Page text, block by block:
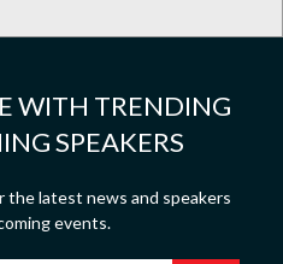
WITH TRENDING
SPEAKERS
the latest news and speakers
events.